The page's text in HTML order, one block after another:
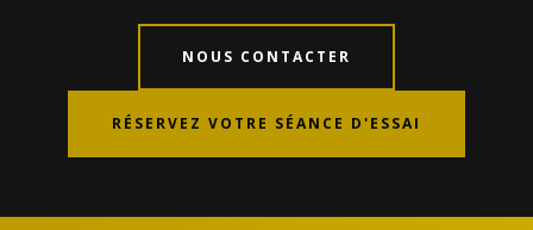
NOUS CONTACTER
RÉSERVEZ VOTRE SÉANCE D'ESSAI